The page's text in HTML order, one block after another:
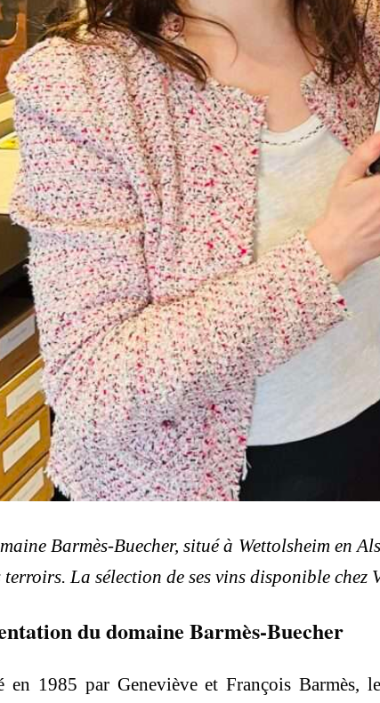
Barmès-Buecher, situé à Wettolsheim en
terroirs. La sélection de ses vins disponible chez
du domaine Barmès-Buecher
en 1985 par Geneviève et François Barmès,